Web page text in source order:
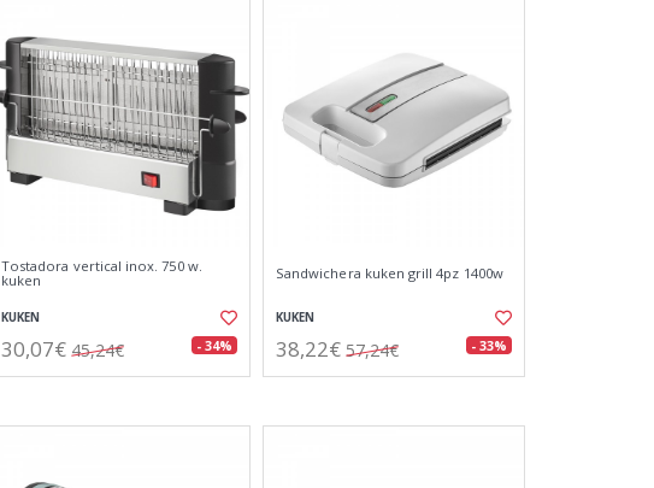
Tostadora vertical inox. 750 w.
kuken
KUKEN
30,07€ 45,24€ - 34%
Sandwichera kuken grill 4pz 1400w
KUKEN
38,22€ 57,24€ - 33%